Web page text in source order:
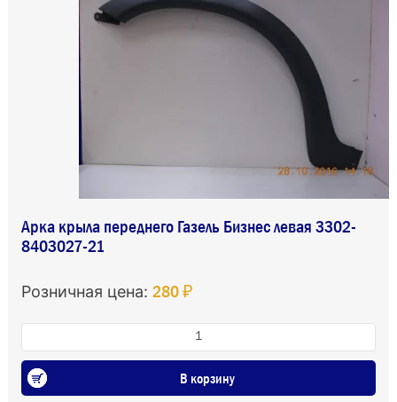
Арка крыла переднего Газель Бизнес левая 3302-
8403027-21
Розничная цена: 280 ₽
В корзину